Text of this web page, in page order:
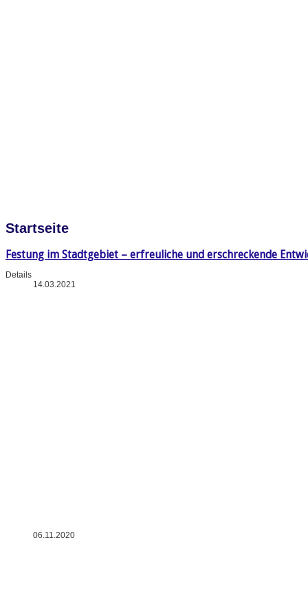
Startseite
Festung im Stadtgebiet – erfreuliche und erschreckende
Details
14.03.2021
06.11.2020